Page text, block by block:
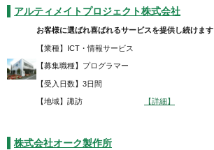
アルティメイトプロジェクト株式会社
お客様に選ばれ喜ばれるサービスを提供し続けます
【業種】ICT・情報サービス
【募集職種】プログラマー
【受入日数】3日間
【地域】諏訪 【詳細】
株式会社オーク製作所